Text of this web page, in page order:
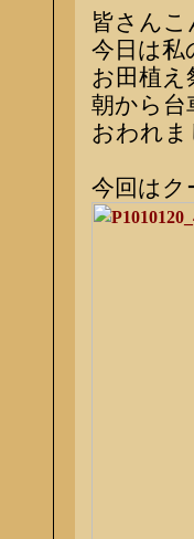
皆さん
今日は私
お田植え
朝から台
おわれ
今回はク